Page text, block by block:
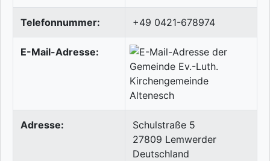
Telefonnummer: +49 0421-678974
E-Mail-Adresse:
Adresse:
Schulstraße 5
27809 Lemwerder
Deutschland